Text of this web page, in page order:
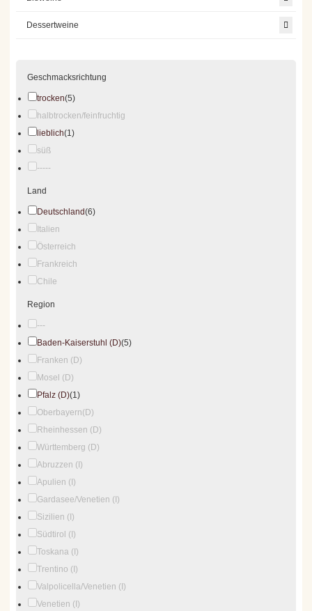
Dessertweine
Geschmacksrichtung
trocken(5)
halbtrocken/feinfruchtig
lieblich(1)
süß
-----
Land
Deutschland(6)
Italien
Österreich
Frankreich
Chile
Region
---
Baden-Kaiserstuhl (D)(5)
Franken (D)
Mosel (D)
Pfalz (D)(1)
Oberbayern(D)
Rheinhessen (D)
Württemberg (D)
Abruzzen (I)
Apulien (I)
Gardasee/Venetien (I)
Sizilien (I)
Südtirol (I)
Toskana (I)
Trentino (I)
Valpolicella/Venetien (I)
Venetien (I)